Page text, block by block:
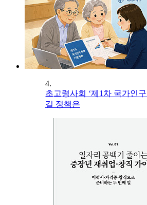
4.
초고령사회 ‘제1차 국가인
길 정책은